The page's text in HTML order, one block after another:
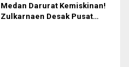
Pansus
Medan Darurat Kemiskinan!
Zulkarnaen Desak Pusat